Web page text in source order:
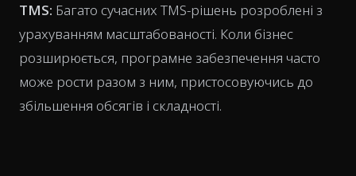
TMS: Багато сучасних TMS-рішень розроблені з
урахуванням масштабованості. Коли бізнес
розширюється, програмне забезпечення часто
може рости разом з ним, пристосовуючись до
збільшення обсягів і складності.